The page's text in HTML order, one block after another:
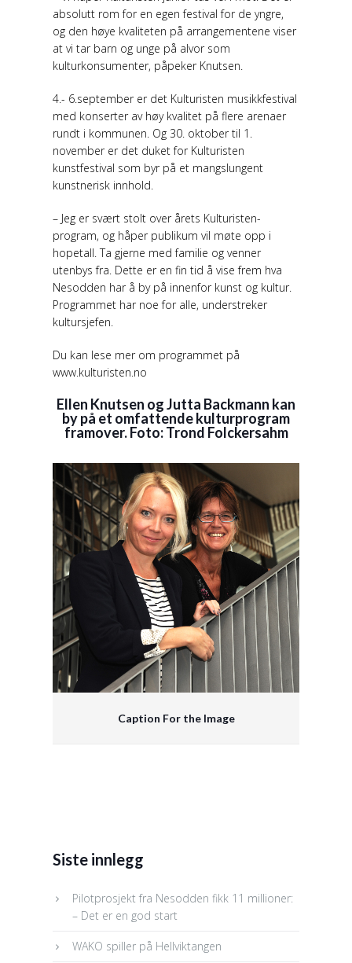
absolutt rom for en egen festival for de yngre,
og den høye kvaliteten på arrangementene viser
at vi tar barn og unge på alvor som
kulturkonsumenter, påpeker Knutsen.
4.- 6.september er det Kulturisten musikkfestival
med konserter av høy kvalitet på flere arenaer
rundt i kommunen. Og 30. oktober til 1.
november er det duket for Kulturisten
kunstfestival som byr på et mangslungent
kunstnerisk innhold.
– Jeg er svært stolt over årets Kulturisten-
program, og håper publikum vil møte opp i
hopetall. Ta gjerne med familie og venner
utenbys fra. Dette er en fin tid å vise frem hva
Nesodden har å by på innenfor kunst og kultur.
Programmet har noe for alle, understreker
kultursjefen.
Du kan lese mer om programmet på
www.kulturisten.no
Ellen Knutsen og Jutta Backmann kan
by på et omfattende kulturprogram
framover. Foto: Trond Folckersahm
Caption For the Image
Siste innlegg
Pilotprosjekt fra Nesodden fikk 11 millioner:
– Det er en god start
WAKO spiller på Hellviktangen